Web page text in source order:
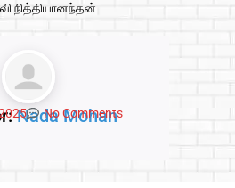
நித்தியானந்தன்
Nada Mohan
No Comments